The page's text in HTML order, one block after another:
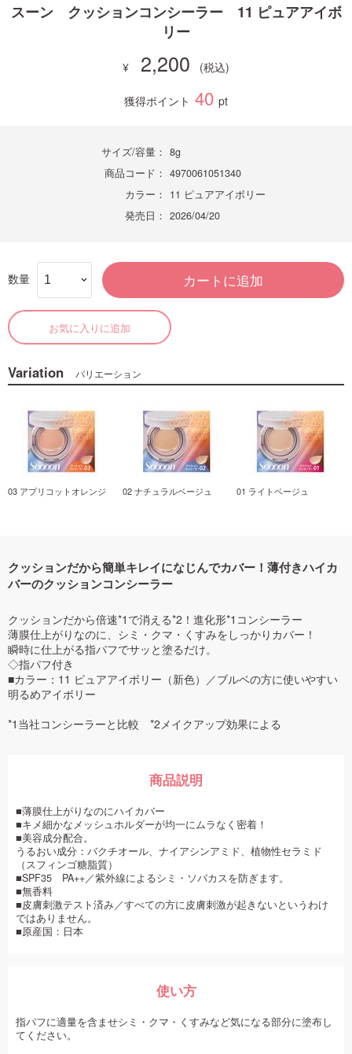
スーン クッションコンシーラー 11 ピュアアイボ
リー
2,200
獲得ポイント 40 pt
サイズ/容量： 8g
商品コード： 4970061051340
カラー：
11 ピュアアイボリー
発売日： 2026/04/20
数量 カートに追加
お気に入りに追加
Variation バリエーション
03 アプリコットオレンジ 02 ナチュラルベージュ 01 ライトベージュ
クッションだから簡単キレイになじんでカバー！薄付きハイカ
バーのクッションコンシーラー
クッションだから倍速*1で消える*2！進化形*1コンシーラー
薄膜仕上がりなのに、シミ・クマ・くすみをしっかりカバー！
瞬時に仕上がる指パフでサッと塗るだけ。
◇指パフ付き
■カラー：11 ピュアアイボリー（新色）／ブルベの方に使いやすい
明るめアイボリー
*1当社コンシーラーと比較 *2メイクアップ効果による
商品説明
■薄膜仕上がりなのにハイカバー
■キメ細かなメッシュホルダーが均一にムラなく密着！
■美容成分配合。
うるおい成分：バクチオール、ナイアシンアミド、植物性セラミド
（スフィンゴ糖脂質）
■SPF35 PA++／紫外線によるシミ・ソバカスを防ぎます。
■無香料
■皮膚刺激テスト済み／すべての方に皮膚刺激が起きないというわけ
ではありません。
■原産国：日本
使い方
指パフに適量を含ませシミ・クマ・くすみなど気になる部分に塗布し
てください。